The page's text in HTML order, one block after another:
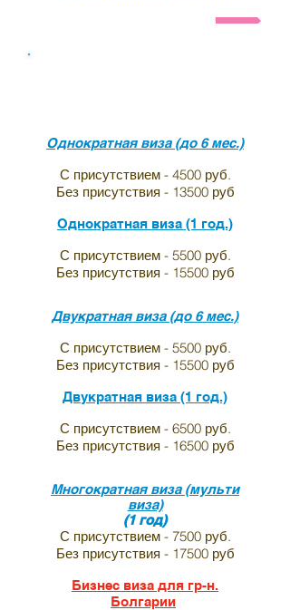
Анкета и список необходимых
Однократная виза (до 6 мес.)
С присутствием - 4500 руб.
Без присутствия - 13500 руб
Однократная виза (1 год.)
С присутствием - 5500 руб.
Без присутствия - 15500 руб
Двукратная виза (до 6 мес.)
С присутствием - 5500 руб.
Без присутствия - 15500 руб
Двукратная виза (1 год.)
С присутствием - 6500 руб.
Без присутствия - 16500 руб
Многократная виза (мульти
виза)
(1 год)
С присутствием - 7500 руб.
Без присутствия - 17500 руб
Бизнес виза для гр-н.
Болгарии